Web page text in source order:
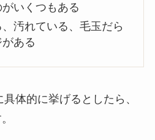
いくつもある
汚れている、毛玉だら
ある
体的に挙げるとしたら、